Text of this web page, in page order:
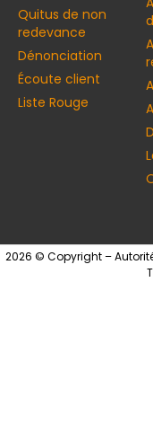
Quitus de non
redevance
Dénonciation
Écoute client
Liste Rouge
2026 © Copyright –